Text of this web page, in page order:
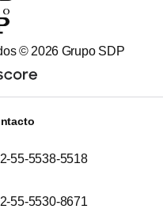
© 2026 Grupo SDP
55-5538-5518
55-5530-8671